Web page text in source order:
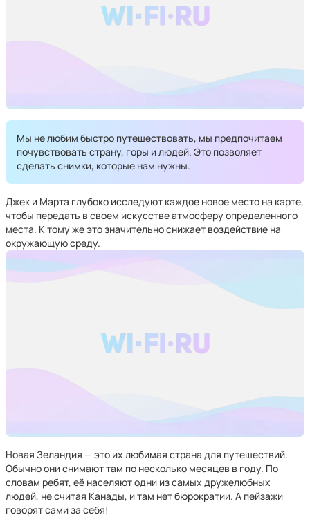
Мы не любим быстро путешествовать, мы предпочитаем
почувствовать страну, горы и людей. Это позволяет
сделать снимки, которые нам нужны.
Джек и Марта глубоко исследуют каждое новое место на карте,
чтобы передать в своем искусстве атмосферу определенного
места. К тому же это значительно снижает воздействие на
окружающую среду.
Новая Зеландия — это их любимая страна для путешествий.
Обычно они снимают там по несколько месяцев в году. По
словам ребят, её населяют одни из самых дружелюбных
людей, не считая Канады, и там нет бюрократии. А пейзажи
говорят сами за себя!